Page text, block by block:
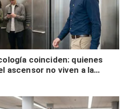
coinciden: quienes
ascensor no viven a la
social